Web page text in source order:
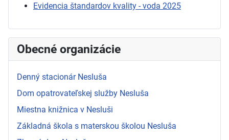
Evidencia štandardov kvality - voda 2025
Obecné organizácie
Denný stacionár Nesluša
Dom opatrovateľskej služby Nesluša
Miestna knižnica v Nesluši
Základná škola s materskou školou Nesluša